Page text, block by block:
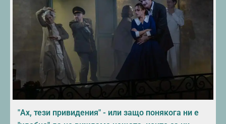
"Ах, тези привидения" - или защо понякога ни е